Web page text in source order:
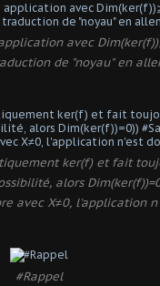
avec
de "noyau" en
ker(f) et fait
alors
avec X≠0, l'application
#Rappel